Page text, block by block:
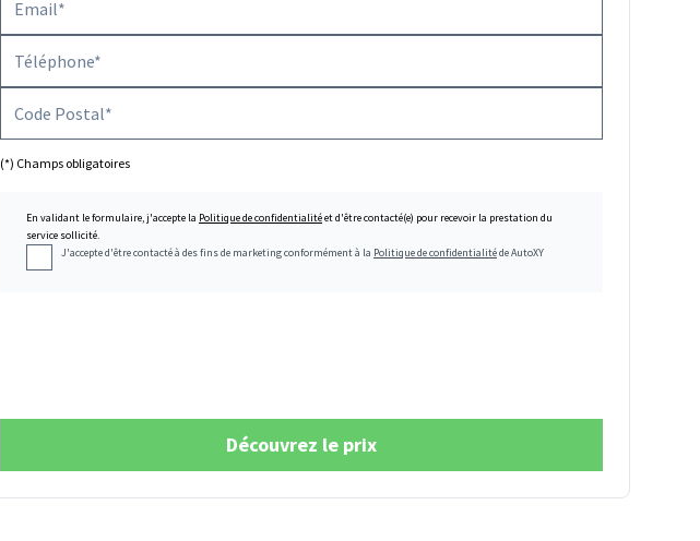
(*) Champs obligatoires
En validant le formulaire, j'accepte la Politique de confidentialitéet d'être contacté(e) pour recevoir la prestation du
service sollicité.
J'accepte d'être contacté à des fins de marketing conformément à la Politique de confidentialitéde AutoXY
Découvrez le prix